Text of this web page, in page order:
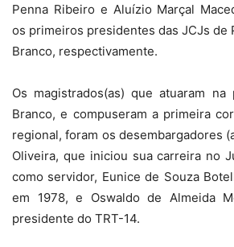
Penna Ribeiro e Aluízio Marçal
os primeiros presidentes das JCJs de
Branco, respectivamente.
Os magistrados(as) que atuaram
Branco, e compuseram a primeira
regional, foram os desembargadores
Oliveira, que iniciou sua carreira no
como servidor, Eunice de Souza
em 1978, e Oswaldo de Almeida
presidente do TRT-14.